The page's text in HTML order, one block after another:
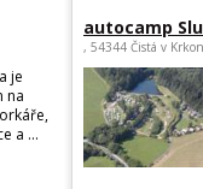
je
na
a ...
autocamp
, 54344 Čistá v